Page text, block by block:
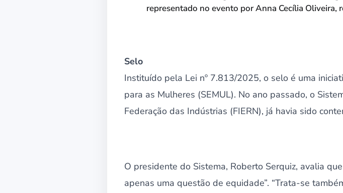
representado no evento por Anna Cecília
Selo
Instituído pela Lei nº 7.813/2025, o selo é uma
para as Mulheres (SEMUL). No ano passado, o
Federação das Indústrias (FIERN), já havia sido
O presidente do Sistema, Roberto Serquiz, avalia
apenas uma questão de equidade”. “Trata-se